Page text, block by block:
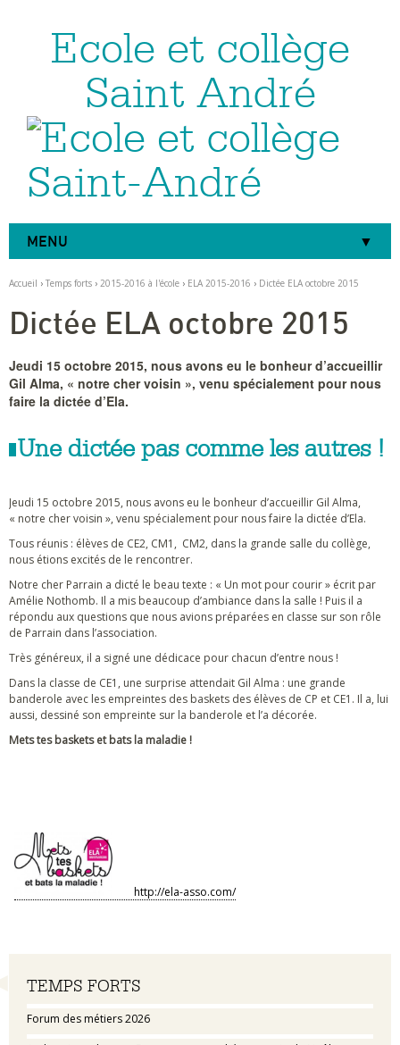
navigation
Ecole et collège
Saint André
MENU
Accueil › Temps forts › 2015-2016 à l'école › ELA 2015-2016 › Dictée ELA octobre 2015
Navigation
TEMPS FORTS
Forum des métiers 2026
Dictée ELA octobre 2015
Jeudi 15 octobre 2015, nous avons eu le bonheur d’accueillir
Gil Alma, « notre cher voisin », venu spécialement pour nous
faire la dictée d’Ela.
Une dictée pas comme les autres !
Jeudi 15 octobre 2015, nous avons eu le bonheur d’accueillir Gil Alma,
« notre cher voisin », venu spécialement pour nous faire la dictée d’Ela.
Tous réunis : élèves de CE2, CM1, CM2, dans la grande salle du collège,
nous étions excités de le rencontrer.
Notre cher Parrain a dicté le beau texte : « Un mot pour courir » écrit par
Amélie Nothomb. Il a mis beaucoup d’ambiance dans la salle ! Puis il a
répondu aux questions que nous avions préparées en classe sur son rôle
de Parrain dans l’association.
Très généreux, il a signé une dédicace pour chacun d’entre nous !
Dans la classe de CE1, une surprise attendait Gil Alma : une grande
banderole avec les empreintes des baskets des élèves de CP et CE1. Il a, lui
aussi, dessiné son empreinte sur la banderole et l’a décorée.
Mets tes baskets et bats la maladie !
http://ela-asso.com/